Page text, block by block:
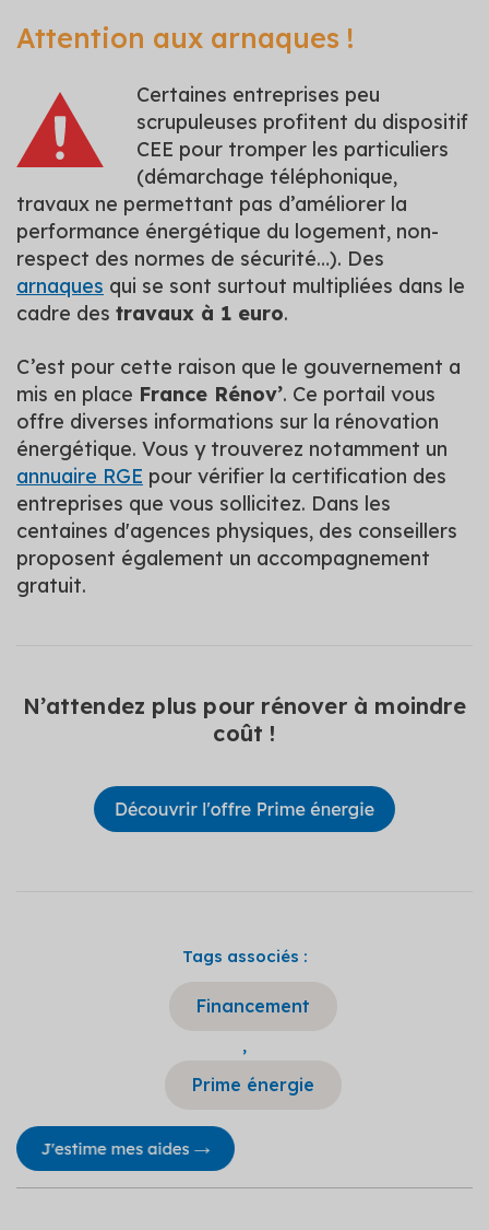
Attention aux arnaques !
Certaines entreprises peu
scrupuleuses profitent du dispositif
CEE pour tromper les particuliers
(démarchage téléphonique,
travaux ne permettant pas d’améliorer la
performance énergétique du logement, non-
respect des normes de sécurité…). Des
arnaques qui se sont surtout multipliées dans le
cadre des travaux à 1 euro.
C’est pour cette raison que le gouvernement a
mis en place France Rénov’. Ce portail vous
offre diverses informations sur la rénovation
énergétique. Vous y trouverez notamment un
annuaire RGE pour vérifier la certification des
entreprises que vous sollicitez. Dans les
centaines d'agences physiques, des conseillers
proposent également un accompagnement
gratuit.
N’attendez plus pour rénover à moindre
coût !
Tags associés :
Financement
,
Prime énergie